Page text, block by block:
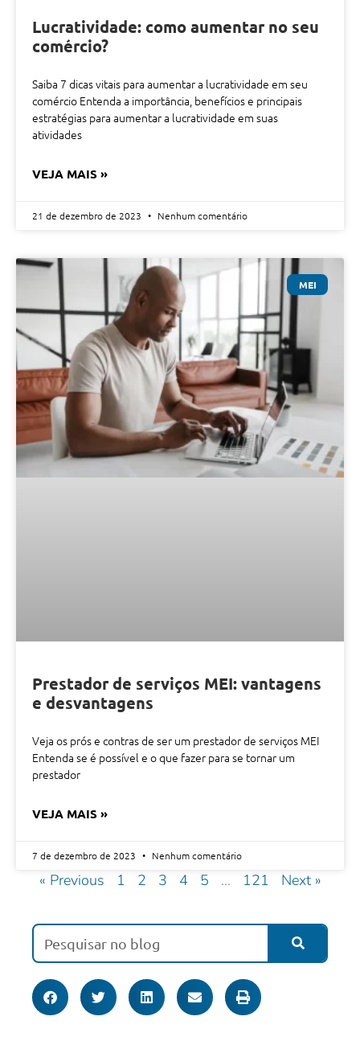
Lucratividade: como aumentar no seu
comércio?
Saiba 7 dicas vitais para aumentar a lucratividade em seu
comércio Entenda a importância, benefícios e principais
estratégias para aumentar a lucratividade em suas
atividades
VEJA MAIS »
21 de dezembro de 2023 Nenhum comentário
MEI
Prestador de serviços MEI: vantagens
e desvantagens
Veja os prós e contras de ser um prestador de serviços MEI
Entenda se é possível e o que fazer para se tornar um
prestador
VEJA MAIS »
7 de dezembro de 2023 Nenhum comentário
« Previous 1 2 3 4 5 … 121 Next »